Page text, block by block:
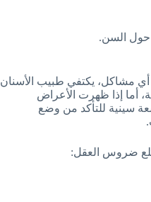
السن.
مشاكل، يكتفي طبيب الأسنان
أما إذا ظهرت الأعراض
سينية للتأكد من وضع
خلع ضروس العقل: